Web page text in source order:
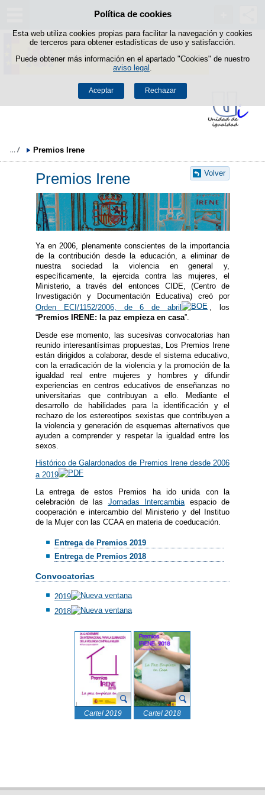
Política de cookies
Esta web utiliza cookies propias para facilitar la navegación y cookies
de terceros para obtener estadísticas de uso y satisfacción.
Puede obtener más información en el apartado "Cookies" de nuestro
aviso legal
Aceptar Rechazar
Saltar al contenido
Premios Irene
Volver
Premios Irene
Ya en 2006, plenamente conscientes de la importancia
de la contribución desde la educación, a eliminar de
nuestra sociedad la violencia en general y,
específicamente, la ejercida contra las mujeres, el
Ministerio, a través del entonces CIDE, (Centro de
Investigación y Documentación Educativa) creó por
Orden ECI/1152/2006, de 6 de abril
, los
“Premios IRENE: la paz empieza en casa”.
Desde ese momento, las sucesivas convocatorias han
reunido interesantísimas propuestas, Los Premios Irene
están dirigidos a colaborar, desde el sistema educativo,
con la erradicación de la violencia y la promoción de la
igualdad real entre mujeres y hombres y difundir
experiencias en centros educativos de enseñanzas no
universitarias que contribuyan a ello. Mediante el
desarrollo de habilidades para la identificación y el
rechazo de los estereotipos sexistas que contribuyen a
la violencia y generación de esquemas alternativos que
ayuden a comprender y respetar la igualdad entre los
sexos.
Histórico de Galardonados de Premios Irene desde 2006
a 2019
La entrega de estos Premios ha ido unida con la
celebración de las Jornadas Intercambiaespacio de
cooperación e intercambio del Ministerio y del Instituo
de la Mujer con las CCAA en materia de coeducación.
Entrega de Premios 2019
Entrega de Premios 2018
Convocatorias
2019
2018
Cartel 2019 Cartel 2018